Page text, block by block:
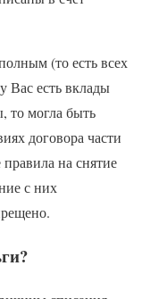
(то есть всех
Вас есть вклады
то могла быть
договора части
на снятие
с них